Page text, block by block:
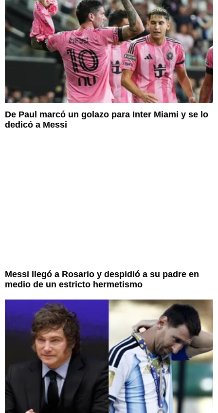
De Paul marcó un golazo para Inter Miami y se lo
dedicó a Messi
Messi llegó a Rosario y despidió a su padre en
medio de un estricto hermetismo